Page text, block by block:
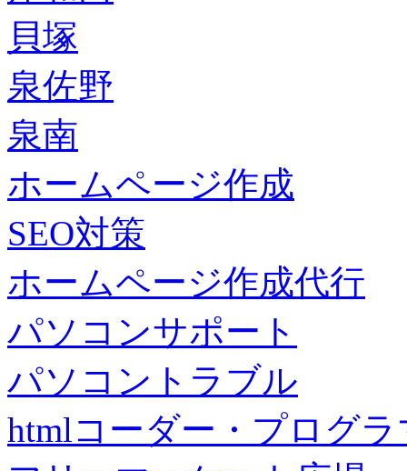
貝塚
泉佐野
泉南
ホームページ作成
SEO対策
ホームページ作成代行
パソコンサポート
パソコントラブル
htmlコーダー・プログラ